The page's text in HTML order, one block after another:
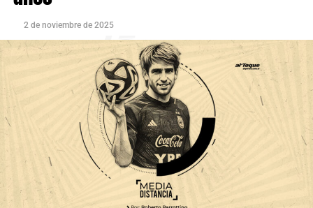
2 de noviembre de 2025